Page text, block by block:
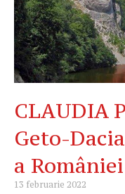
CLAUDIA
Geto-
a României
13 februarie 2022